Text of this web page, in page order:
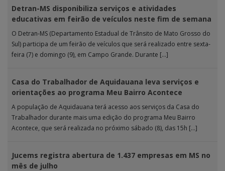
Detran-MS disponibiliza serviços e atividades
educativas em feirão de veículos neste fim de semana
O Detran-MS (Departamento Estadual de Trânsito de Mato Grosso do
Sul) participa de um feirão de veículos que será realizado entre sexta-
feira (7) e domingo (9), em Campo Grande. Durante […]
Casa do Trabalhador de Aquidauana leva serviços e
orientações ao programa Meu Bairro Acontece
A população de Aquidauana terá acesso aos serviços da Casa do
Trabalhador durante mais uma edição do programa Meu Bairro
Acontece, que será realizada no próximo sábado (8), das 15h […]
Jucems registra abertura de 1.437 empresas em MS no
mês de julho